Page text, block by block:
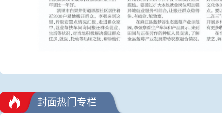
封面热门专栏